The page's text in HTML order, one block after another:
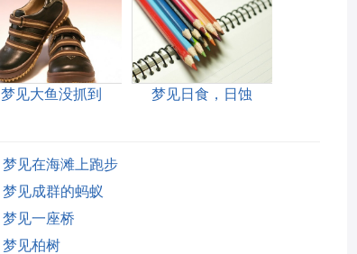
梦见大鱼没抓到 梦见日食，日蚀
梦见在海滩上跑步
梦见成群的蚂蚁
梦见一座桥
梦见柏树